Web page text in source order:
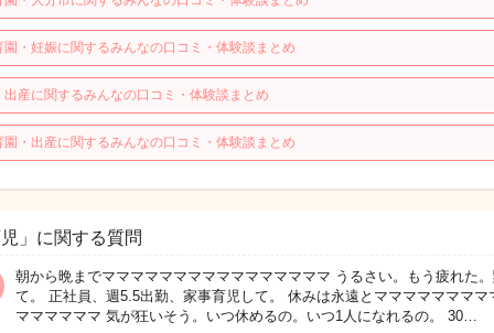
園・妊娠に関するみんなの口コミ・体験談まとめ
出産に関するみんなの口コミ・体験談まとめ
園・出産に関するみんなの口コミ・体験談まとめ
」に関する質問
朝から晩までママママママママママママママママ うるさい。もう疲れた。
て。 正社員、週5.5出勤、家事育児して。 休みは永遠とママママママママ
ママママママ 気が狂いそう。いつ休めるの。いつ1人になれるの。 30…